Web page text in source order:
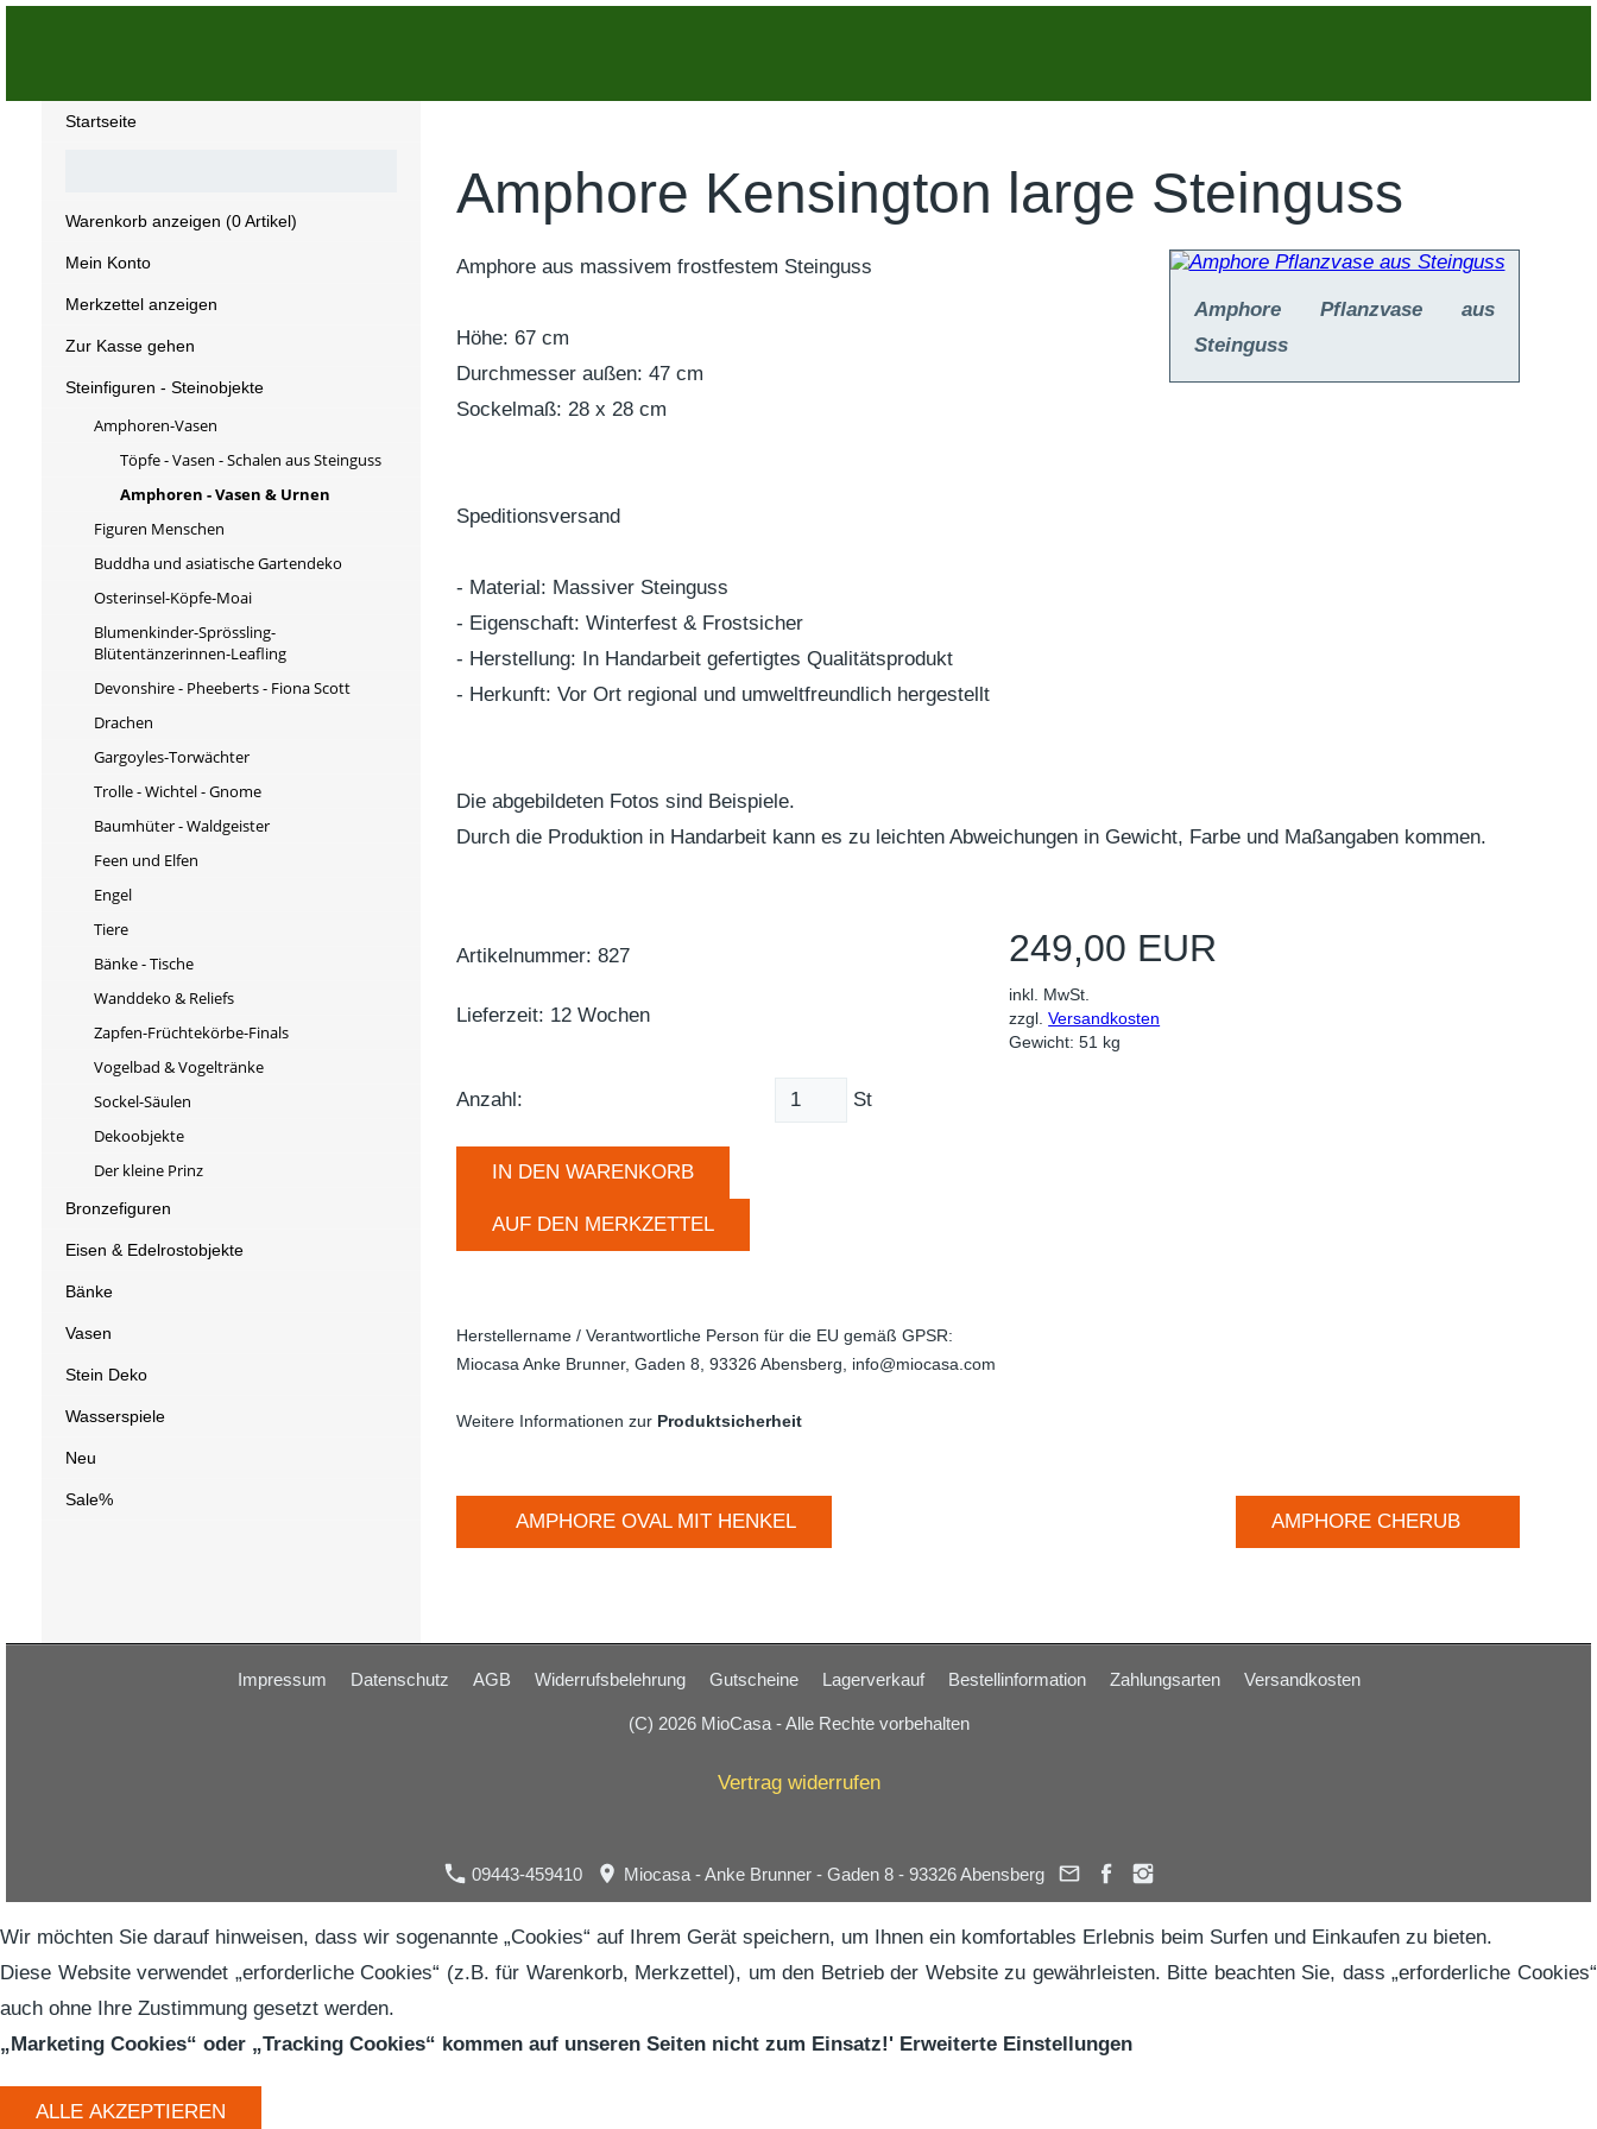
Startseite
Warenkorb anzeigen (0Artikel)
Mein Konto
Merkzettel anzeigen
Zur Kasse gehen
Steinfiguren - Steinobjekte
Amphoren-Vasen
Töpfe - Vasen - Schalen aus Steinguss
Amphoren - Vasen & Urnen
Figuren Menschen
Buddha und asiatische Gartendeko
Osterinsel-Köpfe-Moai
Blumenkinder-Sprössling-
Blütentänzerinnen-Leafling
Devonshire - Pheeberts - Fiona Scott
Drachen
Gargoyles-Torwächter
Trolle - Wichtel - Gnome
Baumhüter - Waldgeister
Feen und Elfen
Engel
Tiere
Bänke - Tische
Wanddeko & Reliefs
Zapfen-Früchtekörbe-Finals
Vogelbad & Vogeltränke
Sockel-Säulen
Dekoobjekte
Der kleine Prinz
Bronzefiguren
Eisen & Edelrostobjekte
Bänke
Vasen
Stein Deko
Wasserspiele
Neu
Sale%
Amphore Kensington large Steinguss
Amphore Pflanzvase aus
Steinguss
Amphore aus massivem frostfestem Steinguss
Höhe: 67 cm
Durchmesser außen: 47 cm
Sockelmaß: 28 x 28 cm
Speditionsversand
- Material: Massiver Steinguss
- Eigenschaft: Winterfest & Frostsicher
- Herstellung: In Handarbeit gefertigtes Qualitätsprodukt
- Herkunft: Vor Ort regional und umweltfreundlich hergestellt
Die abgebildeten Fotos sind Beispiele.
Durch die Produktion in Handarbeit kann es zu leichten Abweichungen in Gewicht, Farbe und Maßangaben kommen.
Artikelnummer: 827
Lieferzeit: 12 Wochen
249,00 EUR
inkl. MwSt.
zzgl.Versandkosten
Gewicht: 51 kg
Anzahl: St
IN DEN WARENKORB
AUF DEN MERKZETTEL
Herstellername / Verantwortliche Person für die EU gemäß GPSR:
Miocasa Anke Brunner, Gaden 8, 93326 Abensberg, info@miocasa.com
Weitere Informationen zur Produktsicherheit
AMPHORE OVAL MIT HENKEL AMPHORE CHERUB
Impressum Datenschutz AGB Widerrufsbelehrung Gutscheine Lagerverkauf Bestellinformation Zahlungsarten Versandkosten
(C) 2026 MioCasa - Alle Rechte vorbehalten
Vertrag widerrufen
09443-459410 Miocasa - Anke Brunner - Gaden 8 - 93326 Abensberg
Wir möchten Sie darauf hinweisen, dass wir sogenannte „Cookies“ auf Ihrem Gerät speichern, um Ihnen ein komfortables Erlebnis beim Surfen und Einkaufen zu bieten.
Diese Website verwendet „erforderliche Cookies“ (z.B. für Warenkorb, Merkzettel), um den Betrieb der Website zu gewährleisten. Bitte beachten Sie, dass „erforderliche Cookies“
auch ohne Ihre Zustimmung gesetzt werden.
„Marketing Cookies“ oder „Tracking Cookies“ kommen auf unseren Seiten nicht zum Einsatz!' Erweiterte Einstellungen
ALLE AKZEPTIEREN